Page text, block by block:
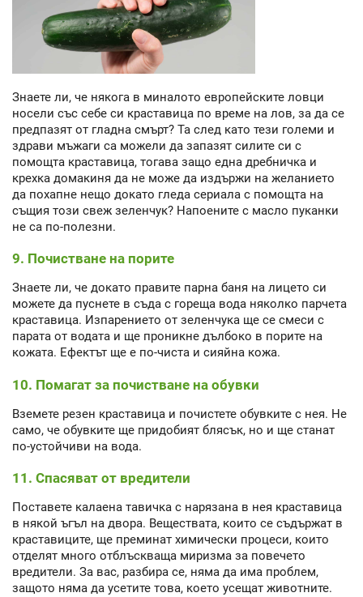
Знаете ли, че някога в миналото европейските ловци
носели със себе си краставица по време на лов, за да се
предпазят от гладна смърт? Та след като тези големи и
здрави мъжаги са можели да запазят силите си с
помощта краставица, тогава защо една дребничка и
крехка домакиня да не може да издържи на желанието
да похапне нещо докато гледа сериала с помощта на
същия този свеж зеленчук? Напоените с масло пуканки
не са по-полезни.
9. Почистване на порите
Знаете ли, че докато правите парна баня на лицето си
можете да пуснете в съда с гореща вода няколко парчета
краставица. Изпарението от зеленчука ще се смеси с
парата от водата и ще проникне дълбоко в порите на
кожата. Ефектът ще е по-чиста и сияйна кожа.
10. Помагат за почистване на обувки
Вземете резен краставица и почистете обувките с нея. Не
само, че обувките ще придобият блясък, но и ще станат
по-устойчиви на вода.
11. Спасяват от вредители
Поставете калаена тавичка с нарязана в нея краставица
в някой ъгъл на двора. Веществата, които се съдържат в
краставиците, ще преминат химически процеси, които
отделят много отблъскваща миризма за повечето
вредители. За вас, разбира се, няма да има проблем,
защото няма да усетите това, което усещат животните.